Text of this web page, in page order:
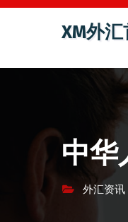
跳
容
XM外
中华
外汇资讯